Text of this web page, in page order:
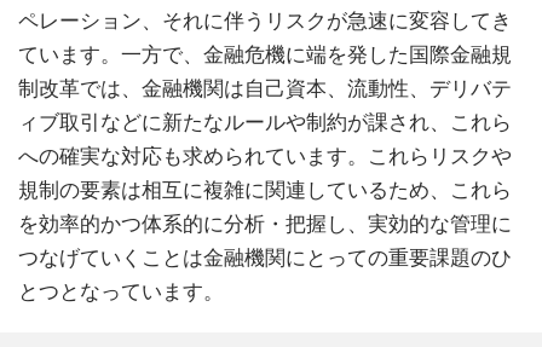
ペレーション、それに伴うリスクが急速に変容してき
ています。一方で、金融危機に端を発した国際金融規
制改革では、金融機関は自己資本、流動性、デリバテ
ィブ取引などに新たなルールや制約が課され、これら
への確実な対応も求められています。これらリスクや
規制の要素は相互に複雑に関連しているため、これら
を効率的かつ体系的に分析・把握し、実効的な管理に
つなげていくことは金融機関にとっての重要課題のひ
とつとなっています。